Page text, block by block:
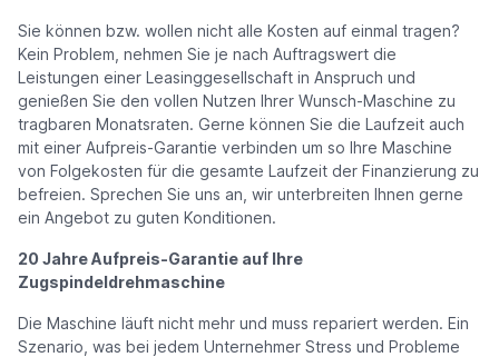
Sie können bzw. wollen nicht alle Kosten auf einmal tragen?
Kein Problem, nehmen Sie je nach Auftragswert die
Leistungen einer Leasinggesellschaft in Anspruch und
genießen Sie den vollen Nutzen Ihrer Wunsch-Maschine zu
tragbaren Monatsraten. Gerne können Sie die Laufzeit auch
mit einer Aufpreis-Garantie verbinden um so Ihre Maschine
von Folgekosten für die gesamte Laufzeit der Finanzierung zu
befreien. Sprechen Sie uns an, wir unterbreiten Ihnen gerne
ein Angebot zu guten Konditionen.
20 Jahre Aufpreis-Garantie auf Ihre
Zugspindeldrehmaschine
Die Maschine läuft nicht mehr und muss repariert werden. Ein
Szenario, was bei jedem Unternehmer Stress und Probleme